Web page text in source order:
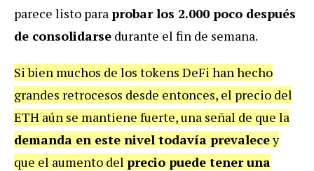
parece listo para probar los 2.000 poco después
de consolidarse durante el fin de semana.
Si bien muchos de los tokens DeFi han hecho
grandes retrocesos desde entonces, el precio del
ETH aún se mantiene fuerte, una señal de que la
demanda en este nivel todavía prevalecey
que el aumento del precio puede tener una